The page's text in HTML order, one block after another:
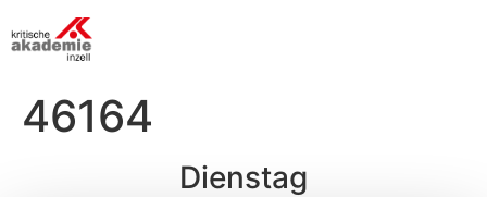
46164
Dienstag